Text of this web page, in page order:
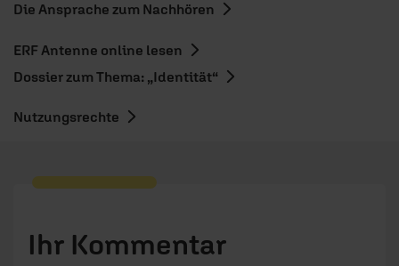
Die Ansprache zum Nachhören
ERF Antenne online lesen
Dossier zum Thema: „Identität“
Nutzungsrechte
Ihr Kommentar